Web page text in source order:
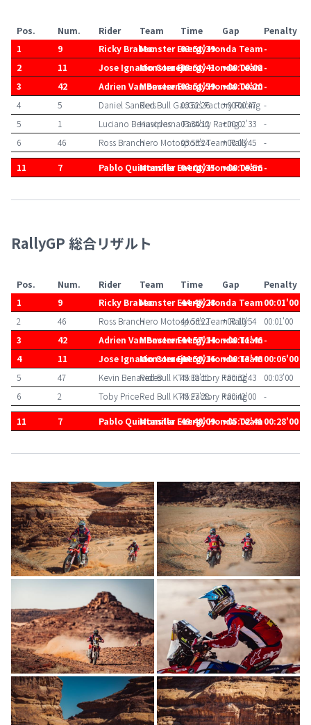
Pos. Num. Rider Team Time Gap
Penalty
1
9 Ricky BrabecMonster Energy Honda Team
03:51'39 -
-
2
11 Jose Ignacio Cornejo
Monster Energy Honda Team
03:51'41 +00:00'02-
3
42 Adrien Van BeverenMonster Energy Honda Team
03:51'59 +00:00'20-
4
5 Daniel SandersRed Bull GasGas Factory Racing
03:52'26 +00:00'47
-
5
1 Luciano BenavidesHusqvarna Factory Racing
03:54'12 +00:02'33
-
6
46 Ross BranchHero Motosports Team Rally
03:55'24 +00:03'45 -
11 7 Pablo QuintanillaMonster Energy Honda Team
04:01'35 +00:09'56-
RallyGP 総合リザルト
Pos. Num. Rider Team Time Gap
Penalty
1
9 Ricky BrabecMonster Energy Honda Team
44:45'28 -
00:01'00
2
46 Ross BranchHero Motosports Team Rally
44:56'22 +00:10'54
00:01'00
3
42 Adrien Van BeverenMonster Energy Honda Team
44:57'14 +00:11'46-
4
11 Jose Ignacio Cornejo
Monster Energy Honda Team
44:59'16 +00:13'4800:06'00
5
47 Kevin BenavidesRed Bull KTM Factory Racing
45:18'11 +00:32'43
00:03'00
6
2 Toby PriceRed Bull KTM Factory Racing
45:27'28 +00:42'00 -
11 7 Pablo QuintanillaMonster Energy Honda Team
49:48'09 +05:02'4100:28'00